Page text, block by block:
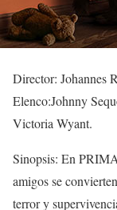
Director: Johannes
Elenco:Johnny
Victoria Wyant.
Sinopsis: En
amigos se
terror y